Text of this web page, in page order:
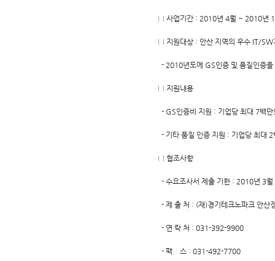
□ 사업기간 : 2010년 4월 ~ 2010년
□ 지원대상 : 안산 지역의 우수 IT/
- 2010년도에 GS인증 및 품질인증
□ 지원내용
- GS인증비 지원 : 기업당 최대 7백만
- 기타 품질 인증 지원 : 기업당 최대 2
□ 협조사항
- 수요조사서 제출 기한 : 2010년 3
- 제 출 처 : (재)경기테크노파크 안산
- 연 락 처 : 031-392-9900
- 팩 스 : 031-492-7700